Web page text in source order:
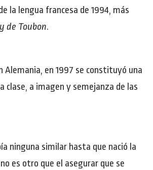
la lengua francesa de 1994, más
de Toubon.
Alemania, en 1997 se constituyó una
clase, a imagen y semejanza de las
ninguna similar hasta que nació la
es otro que el asegurar que se